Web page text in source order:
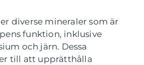
diverse mineraler som är
funktion, inklusive
och järn. Dessa
till att upprätthålla